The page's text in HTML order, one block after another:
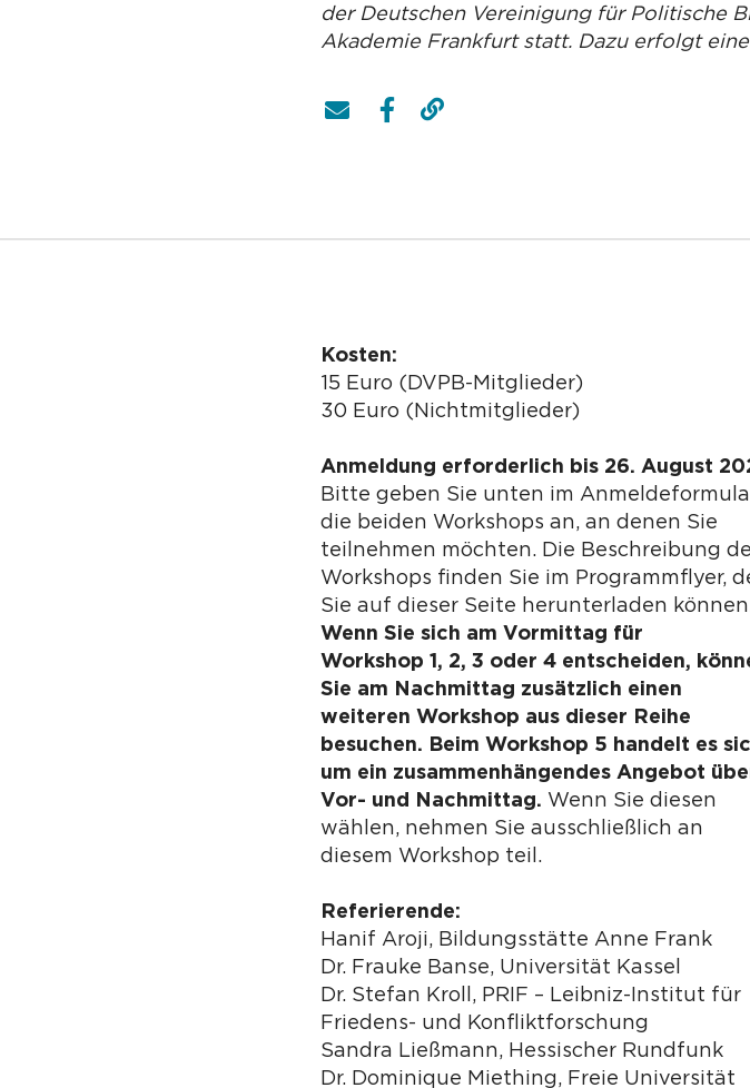
der Deutschen Vereinigung für Politische
Akademie Frankfurt statt. Dazu erfolgt
Kosten:
15 Euro (DVPB-Mitglieder)
30 Euro (Nichtmitglieder)
Anmeldung erforderlich bis 26. August
Bitte geben Sie unten im
die beiden Workshops an, an denen Sie
teilnehmen möchten. Die Beschreibung
Workshops finden Sie im Programmflyer,
Sie auf dieser Seite herunterladen
Wenn Sie sich am Vormittag für
Workshop 1, 2, 3 oder 4 entscheiden,
Sie am Nachmittag zusätzlich einen
weiteren Workshop aus dieser Reihe
besuchen. Beim Workshop 5 handelt es
um ein zusammenhängendes Angebot
Vor- und Nachmittag. Wenn Sie diesen
wählen, nehmen Sie ausschließlich an
diesem Workshop teil.
Referierende:
Hanif Aroji, Bildungsstätte Anne Frank
Dr. Frauke Banse, Universität Kassel
Dr. Stefan Kroll, PRIF – Leibniz-Institut für
Friedens- und Konfliktforschung
Sandra Ließmann, Hessischer Rundfunk
Dr. Dominique Miething, Freie Universität